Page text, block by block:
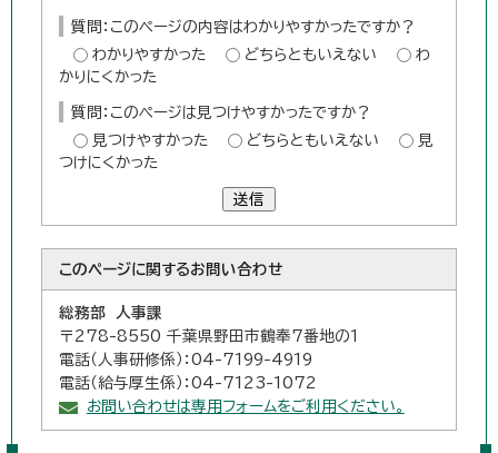
質問：このページの内容はわかりやすかったですか？
わかりやすかった
どちらともいえない
わ
かりにくかった
質問：このページは見つけやすかったですか？
見つけやすかった
どちらともいえない
見
つけにくかった
送信
このページに関するお問い合わせ
総務部 人事課
〒278-8550 千葉県野田市鶴奉7番地の1
電話（人事研修係）：04-7199-4919
電話（給与厚生係）：04-7123-1072
お問い合わせは専用フォームをご利用ください。